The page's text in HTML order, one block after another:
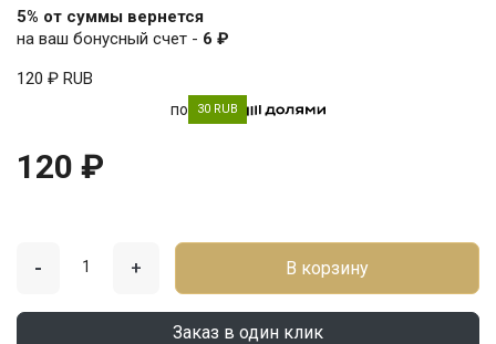
5% от суммы вернется
на ваш бонусный счет - 6 ₽
120 ₽ RUB
по 30 RUB
120 ₽
- + В корзину
Заказ в один клик